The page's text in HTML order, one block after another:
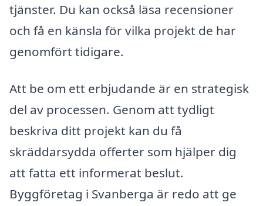
tjänster. Du kan också läsa recensioner
och få en känsla för vilka projekt de har
genomfört tidigare.
Att be om ett erbjudande är en strategisk
del av processen. Genom att tydligt
beskriva ditt projekt kan du få
skräddarsydda offerter som hjälper dig
att fatta ett informerat beslut.
Byggföretag i Svanberga är redo att ge